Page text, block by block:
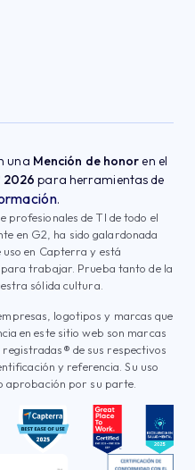
una Mención de honor en el
2026 para herramientas de
.
profesionales de TI de todo el
en G2, ha sido galardonada
en Capterra y está
trabajar. Prueba tanto de la
sólida cultura.
logotipos y marcas que
en este sitio web son marcas
de sus respectivos
y referencia. Su uso
aprobación por su parte.